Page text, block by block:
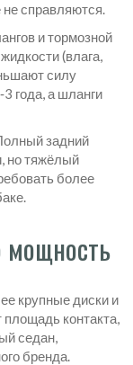
справляются.
и тормозной
(влага,
силу
года, а шланги
задний
но тяжёлый
более
мощность
крупные диски и
контакта,
седан,
бренда.